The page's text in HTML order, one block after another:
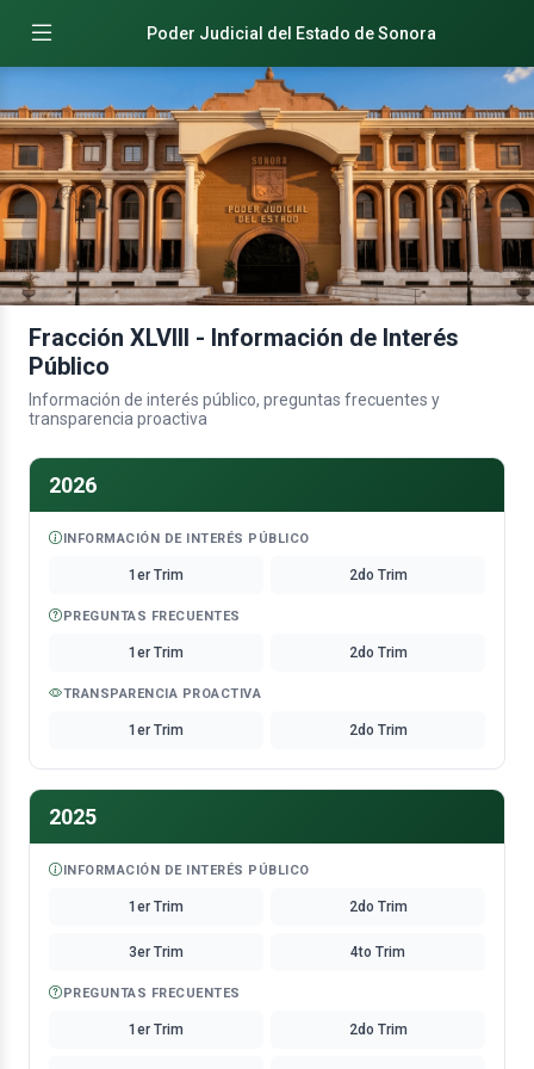
Poder Judicial del Estado de Sonora
Fracción XLVIII - Información de Interés
Público
Información de interés público, preguntas frecuentes y
transparencia proactiva
2026
INFORMACIÓN DE INTERÉS PÚBLICO
1er Trim 2do Trim
PREGUNTAS FRECUENTES
1er Trim 2do Trim
TRANSPARENCIA PROACTIVA
1er Trim 2do Trim
2025
INFORMACIÓN DE INTERÉS PÚBLICO
1er Trim 2do Trim
3er Trim 4to Trim
PREGUNTAS FRECUENTES
1er Trim 2do Trim